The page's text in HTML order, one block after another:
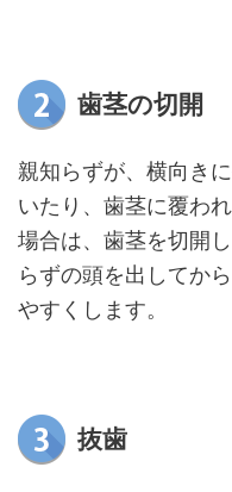
歯茎の切開
親知らずが、横向き
いたり、歯茎に覆わ
場合は、歯茎を切開
らずの頭を出してか
やすくします。
抜歯